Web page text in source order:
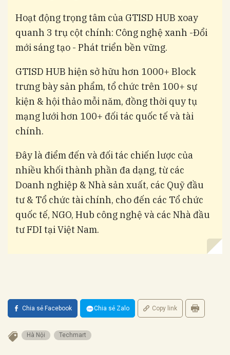
Hoạt động trọng tâm của GTISD HUB xoay
quanh 3 trụ cột chính: Công nghệ xanh -Đổi
mới sáng tạo - Phát triển bền vững.
GTISD HUB hiện sở hữu hơn 1000+ Block
trưng bày sản phẩm, tổ chức trên 100+ sự
kiện & hội thảo mỗi năm, đồng thời quy tụ
mạng lưới hơn 100+ đối tác quốc tế và tài
chính.
Đây là điểm đến và đối tác chiến lược của
nhiều khối thành phần đa dạng, từ các
Doanh nghiệp & Nhà sản xuất, các Quỹ đầu
tư & Tổ chức tài chính, cho đến các Tổ chức
quốc tế, NGO, Hub công nghệ và các Nhà đầu
tư FDI tại Việt Nam.
Chia sẻ Facebook Chia sẻ Zalo Copy link
Hà Nội Techmart